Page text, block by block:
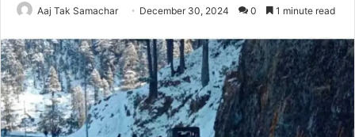
Aaj Tak Samachar December 30, 2024 0 1 minute read